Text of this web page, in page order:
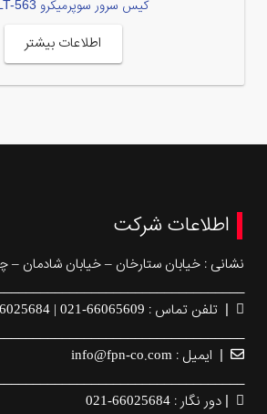
کیس سرور سوپرمیکرو ۲۱۳LT-563
اطلاعات بیشتر
اطلاعات شرکت
نشانی : خیابان ستارخان – خیابان شادمان –
| تلفن تماس : 66065609-021 | 66025684-021
| ایمیل : info@fpn-co.com
| دور نگار : 66025684-021